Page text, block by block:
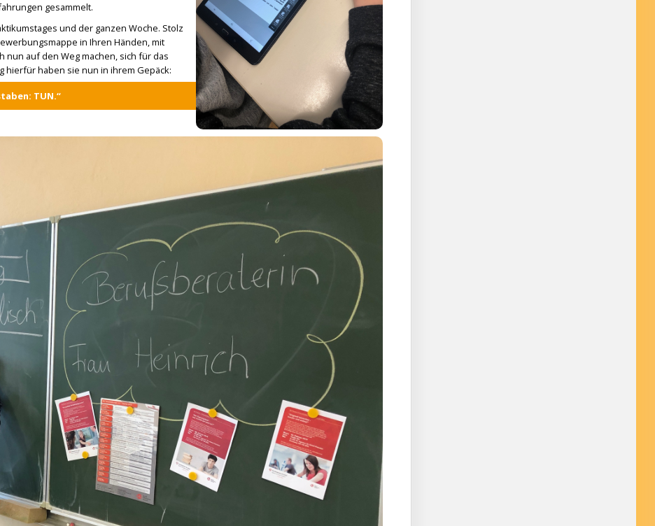
gesammelt.
und der ganzen Woche. Stolz
in Ihren Händen, mit
auf den Weg machen, sich für das
hierfür haben sie nun in ihrem Gepäck:
TUN.“